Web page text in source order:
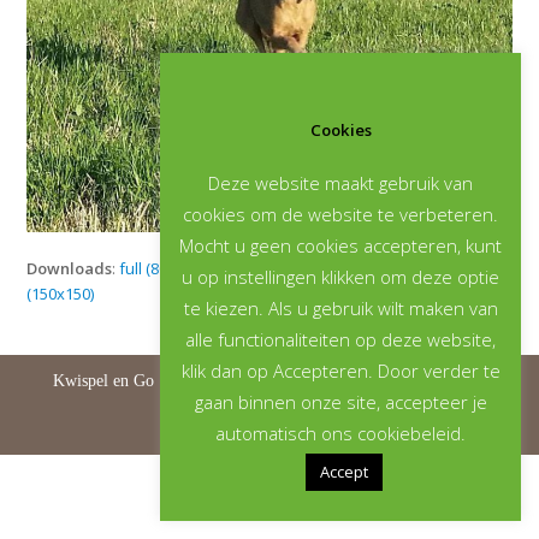
Downloads:full (800x800) | medium (300x300)
thumbnail
(150x150)
Kwispel en Go | © 2026 | All rights reserved |Privacystatement
Cookies
Deze website maakt gebruik van
cookies om de website te verbeteren.
Mocht u geen cookies accepteren, kunt
u op instellingen klikken om deze optie
te kiezen. Als u gebruik wilt maken van
alle functionaliteiten op deze website,
klik dan op Accepteren. Door verder te
gaan binnen onze site, accepteer je
automatisch ons cookiebeleid.
Accept